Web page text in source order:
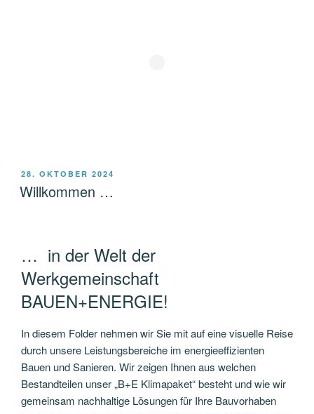
VERÖFFENTLICHT
AM
28. OKTOBER 2024
Willkommen …
… in der Welt der
Werkgemeinschaft
BAUEN+ENERGIE!
In diesem Folder nehmen wir Sie mit auf eine visuelle Reise
durch unsere Leistungsbereiche im energieeffizienten
Bauen und Sanieren. Wir zeigen Ihnen aus welchen
Bestandteilen unser „B+E Klimapaket“ besteht und wie wir
gemeinsam nachhaltige Lösungen für Ihre Bauvorhaben